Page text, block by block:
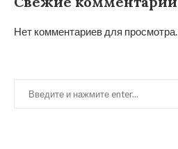
Нет комментариев для просмотра.